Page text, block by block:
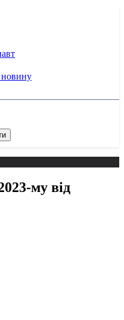
агробізнесу
му від